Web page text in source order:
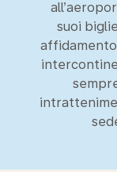
suoi
affidamento